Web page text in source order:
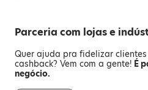
Parceria com lojas e
Quer ajuda pra fidelizar
cashback? Vem com a gente! É
negócio.